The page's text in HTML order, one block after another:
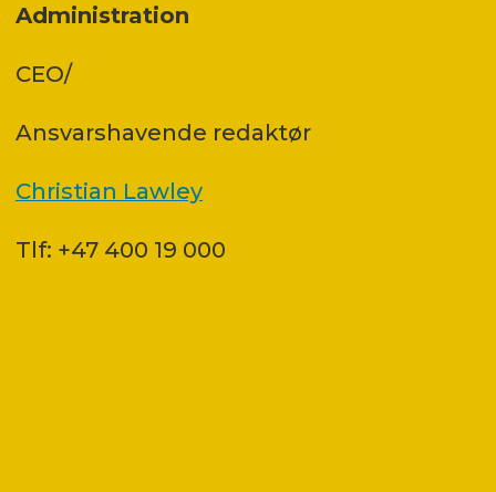
Administration
CEO/
Ansvars­havende redaktør
Christian Lawley
Tlf: +47 400 19 000